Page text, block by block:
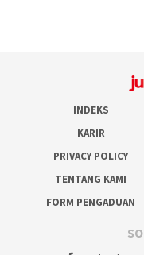
INDEKS
KARIR
PRIVACY POLICY
TENTANG KAMI
FORM PENGADUAN